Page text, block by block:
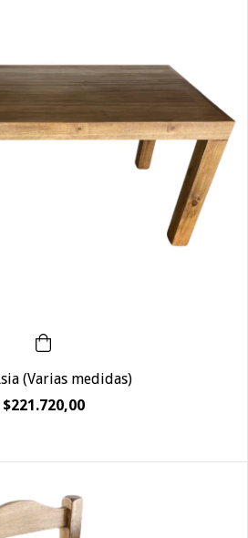
(Varias medidas)
$221.720,00